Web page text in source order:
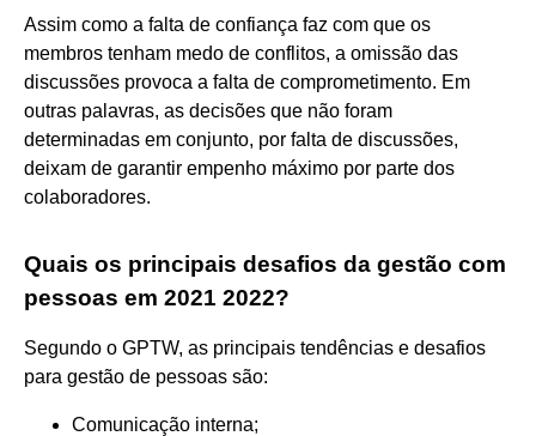
Assim como a falta de confiança faz com que os
membros tenham medo de conflitos, a omissão das
discussões provoca a falta de comprometimento. Em
outras palavras, as decisões que não foram
determinadas em conjunto, por falta de discussões,
deixam de garantir empenho máximo por parte dos
colaboradores.
Quais os principais desafios da gestão com
pessoas em 2021 2022?
Segundo o GPTW, as principais tendências e desafios
para gestão de pessoas são:
Comunicação interna;